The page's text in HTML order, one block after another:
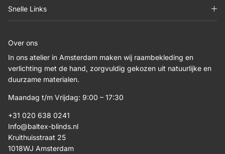
Snelle Links
Over ons
In ons atelier in Amsterdam maken wij raambekleding en
verlichting met de hand, zorgvuldig gekozen uit natuurlijke en
duurzame materialen.
Maandag t/m Vrijdag: 9:00 – 17:30
+31 020 638 0241
Info@baltex-blinds.nl
Kruithuisstraat 25
1018WJ Amsterdam